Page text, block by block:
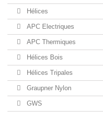
Hélices
APC Electriques
APC Thermiques
Hélices Bois
Hélices Tripales
Graupner Nylon
GWS